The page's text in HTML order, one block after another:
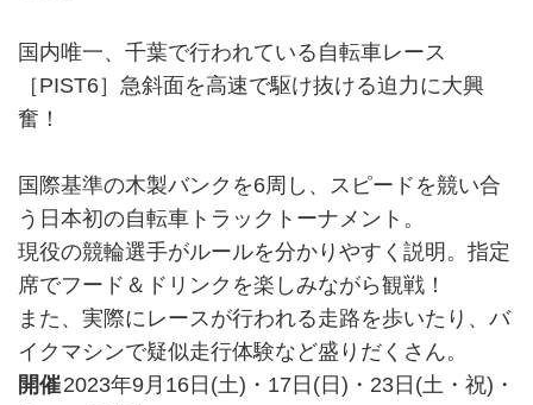
国内唯一、千葉で行われている自転車レース
［PIST6］急斜面を高速で駆け抜ける迫力に大興
奮！
国際基準の木製バンクを6周し、スピードを競い合
う日本初の自転車トラックトーナメント。
現役の競輪選手がルールを分かりやすく説明。指定
席でフード＆ドリンクを楽しみながら観戦！
また、実際にレースが行われる走路を歩いたり、バ
イクマシンで疑似走行体験など盛りだくさん。
開催2023年9月16日(土)・17日(日)・23日(土・祝)・